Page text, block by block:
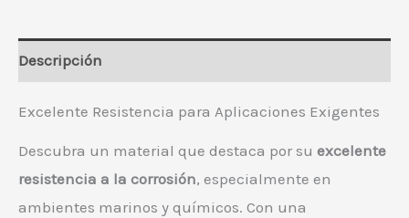
Descripción
Excelente Resistencia para Aplicaciones Exigentes
Descubra un material que destaca por su excelente
resistencia a la corrosión, especialmente en
ambientes marinos y químicos. Con una